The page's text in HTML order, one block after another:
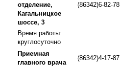
отделение,
Кагальницкое
шоссе, 3
(86342)6-82-78
Время работы:
круглосуточно
Приемная
главного врача
(86342)4-17-87